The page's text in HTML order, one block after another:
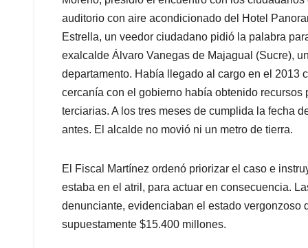
auditorio con aire acondicionado del Hotel
Estrella, un veedor ciudadano pidió la palabra
exalcalde Álvaro Vanegas de Majagual (Sucre),
departamento. Había llegado al cargo en el 2013
cercanía con el gobierno había obtenido
terciarias. A los tres meses de cumplida la fecha
antes. El alcalde no movió ni un metro de tierra.
El Fiscal Martínez ordenó priorizar el caso e
estaba en el atril, para actuar en consecuencia.
denunciante, evidenciaban el estado vergonzoso
supuestamente $15.400 millones.